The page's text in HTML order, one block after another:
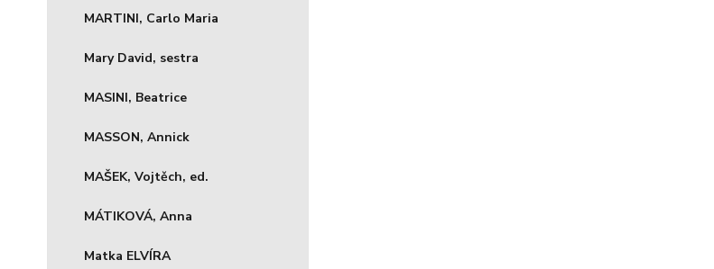
MARTINI, Carlo Maria
Mary David, sestra
MASINI, Beatrice
MASSON, Annick
MAŠEK, Vojtěch, ed.
MÁTIKOVÁ, Anna
Matka ELVÍRA